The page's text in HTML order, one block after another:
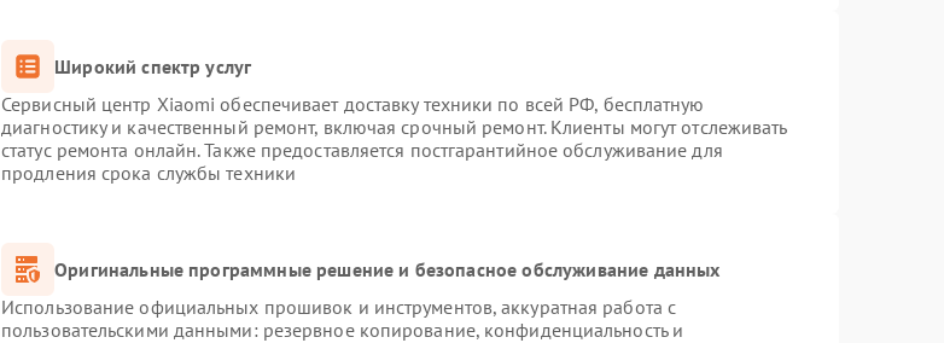
Широкий спектр услуг
Сервисный центр Xiaomi обеспечивает доставку техники по всей РФ, бесплатную
диагностику и качественный ремонт, включая срочный ремонт. Клиенты могут отслеживать
статус ремонта онлайн. Также предоставляется постгарантийное обслуживание для
продления срока службы техники
Оригинальные программные решение и безопасное обслуживание данных
Использование официальных прошивок и инструментов, аккуратная работа с
пользовательскими данными: резервное копирование, конфиденциальность и